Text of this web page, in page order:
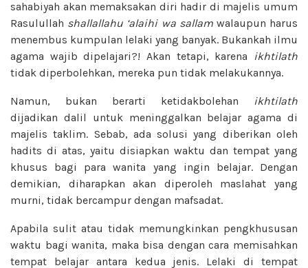
sahabiyah akan memaksakan diri hadir di majelis umum
Rasulullah shallallahu ‘alaihi wa sallamwalaupun harus
menembus kumpulan lelaki yang banyak. Bukankah ilmu
agama wajib dipelajari?! Akan tetapi, karena
ikhtilath
tidak diperbolehkan, mereka pun tidak melakukannya.
Namun, bukan berarti ketidakbolehan
ikhtilath
dijadikan dalil untuk meninggalkan belajar agama di
majelis taklim. Sebab, ada solusi yang diberikan oleh
hadits di atas, yaitu disiapkan waktu dan tempat yang
khusus bagi para wanita yang ingin belajar. Dengan
demikian, diharapkan akan diperoleh maslahat yang
murni, tidak bercampur dengan mafsadat.
Apabila sulit atau tidak memungkinkan pengkhususan
waktu bagi wanita, maka bisa dengan cara memisahkan
tempat belajar antara kedua jenis. Lelaki di tempat